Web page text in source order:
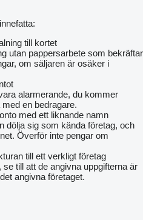
till kortet
utan pappersarbete som bekräftar
om säljaren är osäker i
alarmerande, du kommer
en bedragare.
med ett liknande namn
dölja sig som kända företag, och
Överför inte pengar om
till ett verkligt företag
till att de angivna uppgifterna är
angivna företaget.